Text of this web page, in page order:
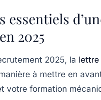
essentiels
2025
2025, la lettre
à mettre en
votre formation